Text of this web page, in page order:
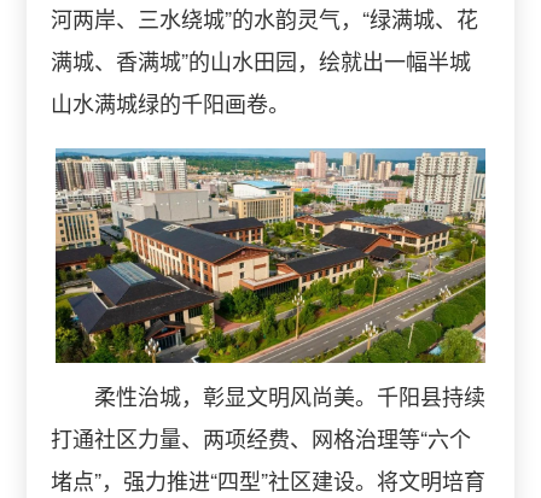
河两岸、三水绕城”的水韵灵气，“绿满城、花
满城、香满城”的山水田园，绘就出一幅半城
山水满城绿的千阳画卷。
柔性治城，彰显文明风尚美。千阳县持续
打通社区力量、两项经费、网格治理等“六个
堵点”，强力推进“四型”社区建设。将文明培育